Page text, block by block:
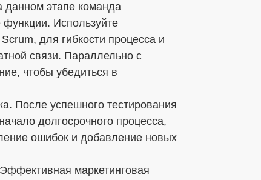
данном этапе команда
функции. Используйте
для гибкости процесса и
связи. Параллельно с
чтобы убедиться в
После успешного тестирования
долгосрочного процесса,
ошибок и добавление новых
маркетинговая